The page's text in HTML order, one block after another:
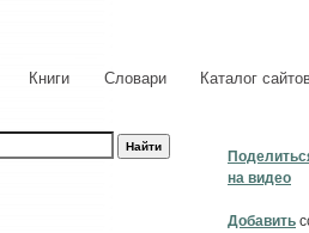
Книги Словари Каталог
на видео
Добавить